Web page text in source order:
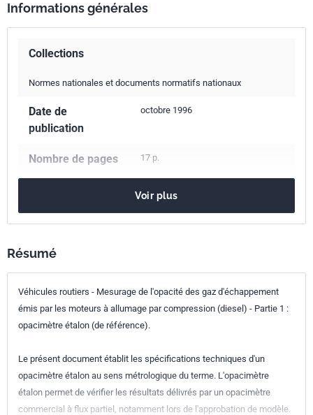
Informations générales
Collections
Normes nationales et documents normatifs nationaux
Date de
publication
octobre 1996
Nombre de pages 17 p.
Codes ICS
13.040.50
d'échappement
43.180Matériel de diagnostic, d'entretien et d'essai
Indice de
R10-025-1
Numéro de tirage 1 - octobre 1996
Voir plus
Résumé
Véhicules routiers - Mesurage de l'opacité des gaz d'échappement
émis par les moteurs à allumage par compression (diesel) - Partie 1 :
opacimètre étalon (de référence).
Le présent document établit les spécifications techniques d'un
opacimètre étalon au sens métrologique du terme. L'opacimètre
étalon permet de vérifier les résultats délivrés par un opacimètre
commercial à flux partiel, notamment lors de l'approbation de modèle.